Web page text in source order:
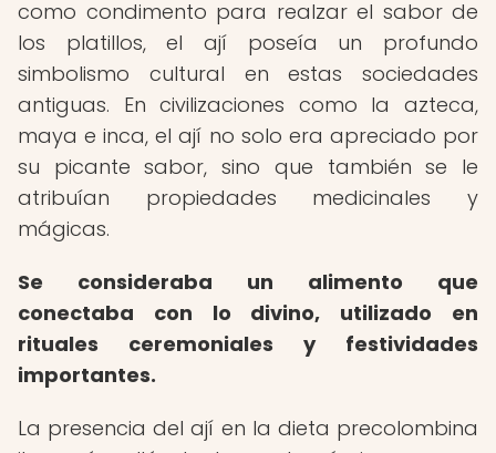
como condimento para realzar el sabor de
los platillos, el ají poseía un profundo
simbolismo cultural en estas sociedades
antiguas. En civilizaciones como la azteca,
maya e inca, el ají no solo era apreciado por
su picante sabor, sino que también se le
atribuían propiedades medicinales y
mágicas.
Se consideraba un alimento que
conectaba con lo divino, utilizado en
rituales ceremoniales y festividades
importantes.
La presencia del ají en la dieta precolombina